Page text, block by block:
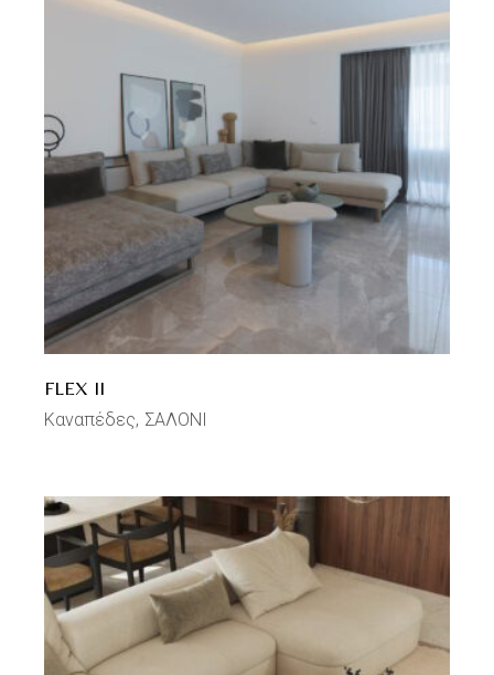
FLEX II
Καναπέδες ΣΑΛΟΝΙ